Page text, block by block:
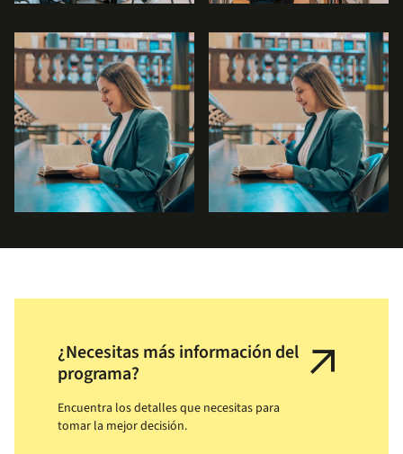
¿Necesitas más información del
programa?
Encuentra los detalles que necesitas para
tomar la mejor decisión.
arrow_outward